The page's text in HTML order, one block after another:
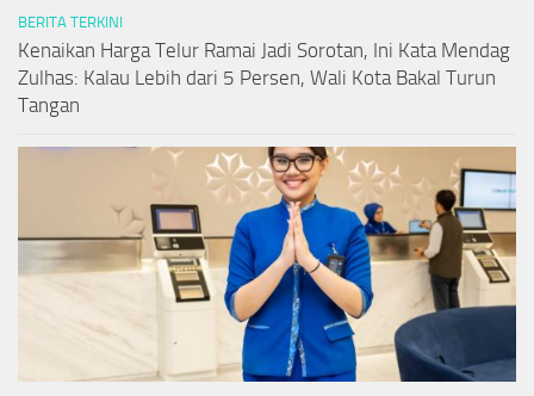
BERITA TERKINI
Kenaikan Harga Telur Ramai Jadi Sorotan, Ini Kata Mendag
Zulhas: Kalau Lebih dari 5 Persen, Wali Kota Bakal Turun
Tangan